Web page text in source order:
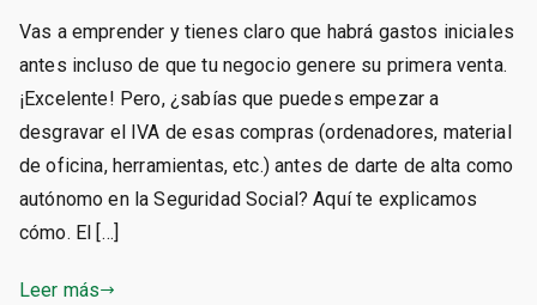
Vas a emprender y tienes claro que habrá gastos iniciales
antes incluso de que tu negocio genere su primera venta.
¡Excelente! Pero, ¿sabías que puedes empezar a
desgravar el IVA de esas compras (ordenadores, material
de oficina, herramientas, etc.) antes de darte de alta como
autónomo en la Seguridad Social? Aquí te explicamos
cómo. El […]
Leer más